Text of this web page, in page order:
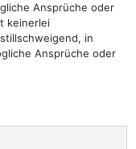
Ansprüche oder
keinerlei
in
Ansprüche oder